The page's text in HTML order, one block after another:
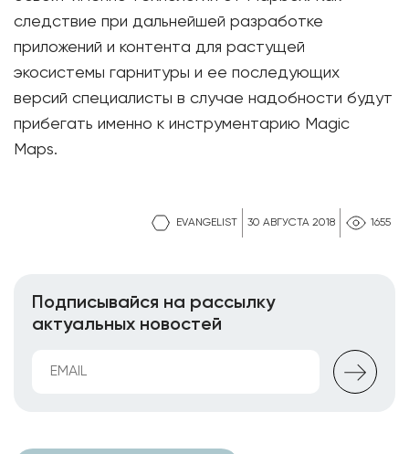
EVANGELIST 30 АВГУСТА 2018 1655
следствие при дальнейшей разработке
приложений и контента для растущей
экосистемы гарнитуры и ее последующих
версий специалисты в случае надобности будут
прибегать именно к инструментарию Magic
Maps.
Подписывайся на рассылку
актуальных новостей